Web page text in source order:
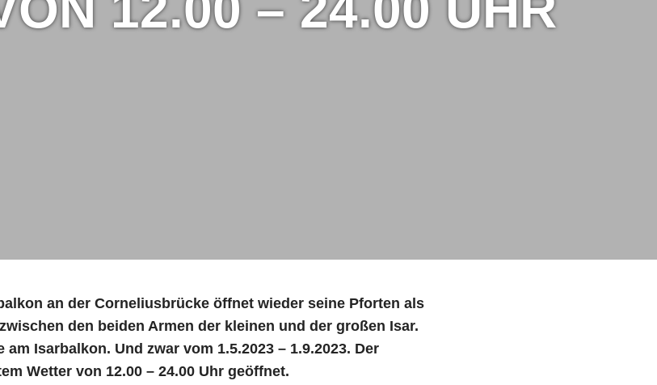
an der Corneliusbrücke öffnet wieder seine Pforten als
den beiden Armen der kleinen und der großen Isar.
Isarbalkon. Und zwar vom 1.5.2023 – 1.9.2023. Der
Wetter von 12.00 – 24.00 Uhr geöffnet.